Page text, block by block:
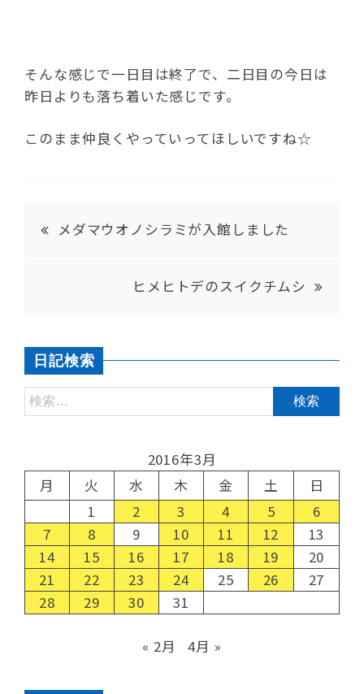
そんな感じで一日目は終了で、二日目の今日は
昨日よりも落ち着いた感じです。
このまま仲良くやっていってほしいですね☆
メダマウオノシラミが入館しました
ヒメヒトデのスイクチムシ
日記検索
2016年3月
月
火 水 木 金 土
日
1
2 3 4 5
6
7
8 9 10 11 12
13
14
15 16 17 18 19
20
21
22 23 24 25 26
27
28
29 30 31
« 2月 4月 »